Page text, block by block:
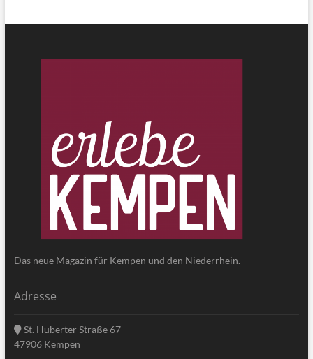
Das neue Magazin für Kempen und den Niederrhein.
Adresse
St. Huberter Straße 67
47906 Kempen